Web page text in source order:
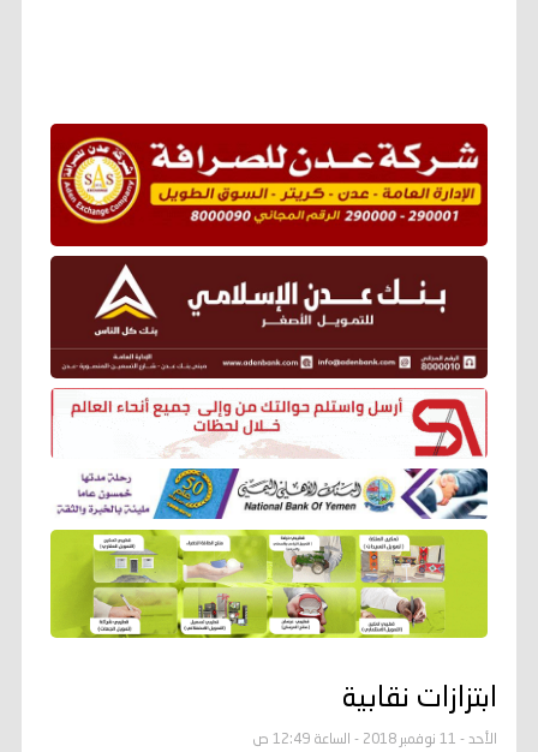
ابتزازات نقابية
الأحد - 11 نوفمبر 2018 - الساعة 12:49 ص